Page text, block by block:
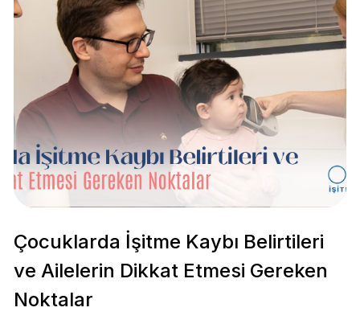
Çocuklarda İşitme Kaybı Belirtileri
ve Ailelerin Dikkat Etmesi Gereken
Noktalar